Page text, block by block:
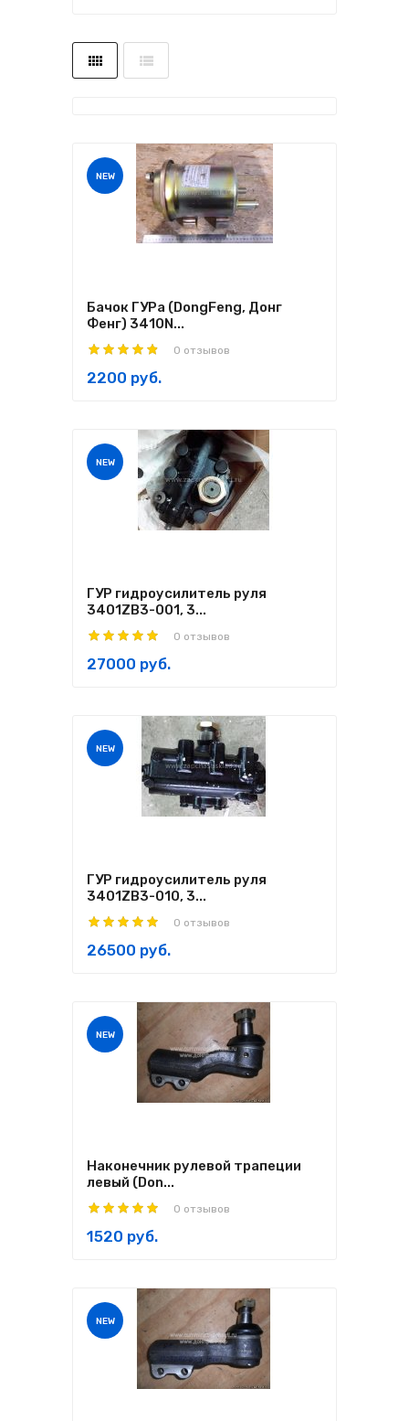
NEW
Бачок ГУРа (DongFeng, Донг
Фенг) 3410N...
0 отзывов
2200 руб.
NEW
ГУР гидроусилитель руля
3401ZB3-001, 3...
0 отзывов
27000 руб.
NEW
ГУР гидроусилитель руля
3401ZB3-010, 3...
0 отзывов
26500 руб.
NEW
Наконечник рулевой трапеции
левый (Don...
0 отзывов
1520 руб.
NEW